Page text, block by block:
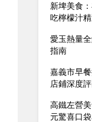
新埤美食
吃檸檬汁
愛玉熱量
指南
嘉義市早
店鋪深度
高鐵左營
元驚喜口